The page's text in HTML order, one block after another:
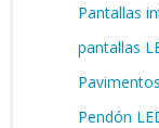
Pantallas
pantallas
Pendón